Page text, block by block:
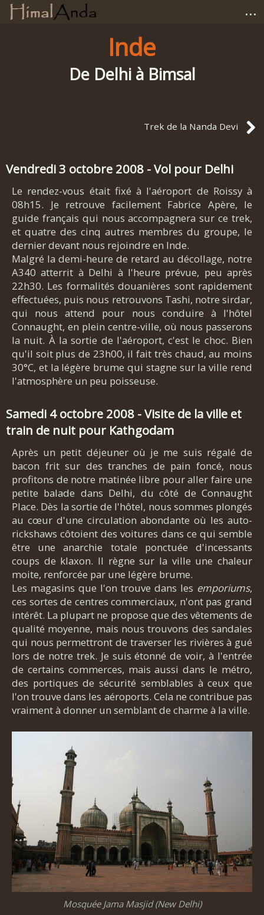
...
Photographies
Matériel
Avis et tests
Liens
Inde
De Delhi à Bimsal
Trek de la Nanda Devi
Vendredi 3 octobre 2008 - Vol pour Delhi
Le rendez-vous était fixé à l'aéroport de Roissy à
08h15. Je retrouve facilement Fabrice Apère, le
guide français qui nous accompagnera sur ce trek,
et quatre des cinq autres membres du groupe, le
dernier devant nous rejoindre en Inde.
Malgré la demi-heure de retard au décollage, notre
A340 atterrit à Delhi à l'heure prévue, peu après
22h30. Les formalités douanières sont rapidement
effectuées, puis nous retrouvons Tashi, notre sirdar,
qui nous attend pour nous conduire à l'hôtel
Connaught, en plein centre-ville, où nous passerons
la nuit. À la sortie de l'aéroport, c'est le choc. Bien
qu'il soit plus de 23h00, il fait très chaud, au moins
30°C, et la légère brume qui stagne sur la ville rend
l'atmosphère un peu poisseuse.
Samedi 4 octobre 2008 - Visite de la ville et
train de nuit pour Kathgodam
Après un petit déjeuner où je me suis régalé de
bacon frit sur des tranches de pain foncé, nous
profitons de notre matinée libre pour aller faire une
petite balade dans Delhi, du côté de Connaught
Place. Dès la sortie de l'hôtel, nous sommes plongés
au cœur d'une circulation abondante où les auto-
rickshaws côtoient des voitures dans ce qui semble
être une anarchie totale ponctuée d'incessants
coups de klaxon. Il règne sur la ville une chaleur
moite, renforcée par une légère brume.
Les magasins que l'on trouve dans les emporiums,
ces sortes de centres commerciaux, n'ont pas grand
intérêt. La plupart ne propose que des vêtements de
qualité moyenne, mais nous trouvons des sandales
qui nous permettront de traverser les rivières à gué
lors de notre trek. Je suis étonné de voir, à l'entrée
de certains commerces, mais aussi dans le métro,
des portiques de sécurité semblables à ceux que
l'on trouve dans les aéroports. Cela ne contribue pas
vraiment à donner un semblant de charme à la ville.
Mosquée Jama Masjid (New Delhi)